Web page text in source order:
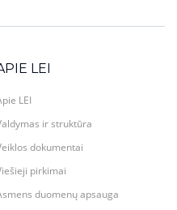
LEI
LEI
ir struktūra
dokumentai
pirkimai
duomenų apsauga